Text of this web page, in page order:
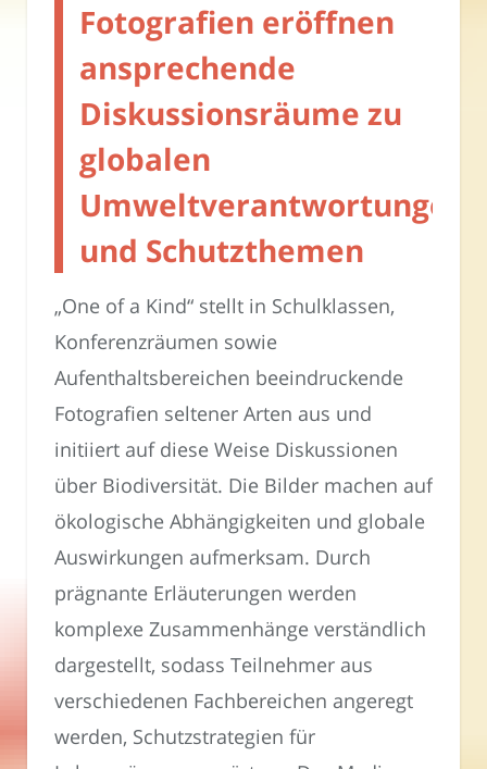
Fotografien eröffnen
ansprechende
Diskussionsräume zu
globalen
Umweltverantwortungen
und Schutzthemen
„One of a Kind“ stellt in Schulklassen,
Konferenzräumen sowie
Aufenthaltsbereichen beeindruckende
Fotografien seltener Arten aus und
initiiert auf diese Weise Diskussionen
über Biodiversität. Die Bilder machen auf
ökologische Abhängigkeiten und globale
Auswirkungen aufmerksam. Durch
prägnante Erläuterungen werden
komplexe Zusammenhänge verständlich
dargestellt, sodass Teilnehmer aus
verschiedenen Fachbereichen angeregt
werden, Schutzstrategien für